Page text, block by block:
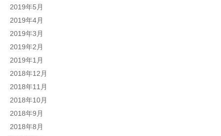
2019年5月
2019年4月
2019年3月
2019年2月
2019年1月
2018年12月
2018年11月
2018年10月
2018年9月
2018年8月